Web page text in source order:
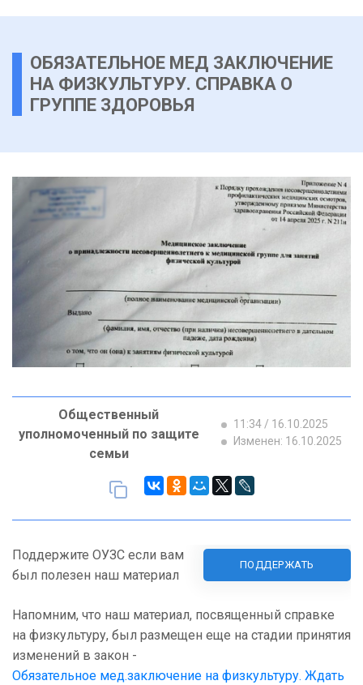
ОБЯЗАТЕЛЬНОЕ МЕД ЗАКЛЮЧЕНИЕ
НА ФИЗКУЛЬТУРУ. СПРАВКА О
ГРУППЕ ЗДОРОВЬЯ
Общественный
уполномоченный по защите
семьи
11:34 / 16.10.2025
Изменен: 16.10.2025
Поддержите ОУЗС если вам
был полезен наш материал
ПОДДЕРЖАТЬ
Напомним, что наш материал, посвященный справке
на физкультуру, был размещен еще на стадии принятия
изменений в закон -
Обязательное мед.заключение на физкультуру. Ждать